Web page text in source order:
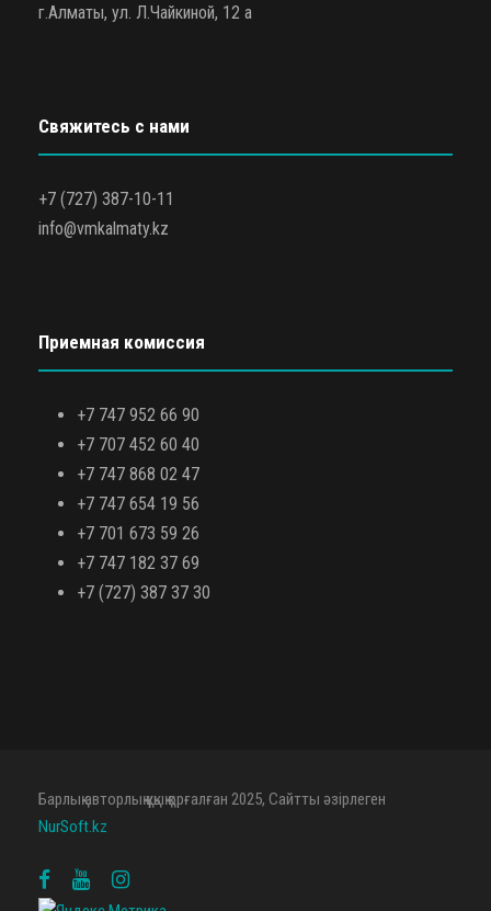
г.Алматы, ул. Л.Чайкиной, 12 а
Свяжитесь с нами
+7 (727) 387-10-11
info@vmkalmaty.kz
Приемная комиссия
+7 747 952 66 90
+7 707 452 60 40
+7 747 868 02 47
+7 747 654 19 56
+7 701 673 59 26
+7 747 182 37 69
+7 (727) 387 37 30
Барлық авторлық құқық қорғалған 2025, Сайтты әзірлеген
NurSoft.kz